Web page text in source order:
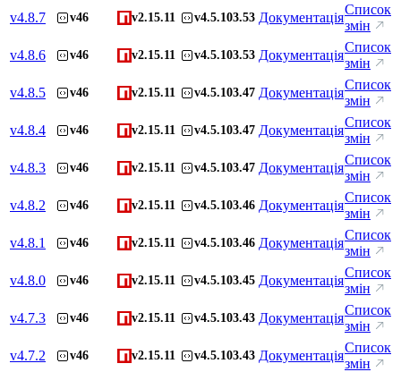
v4.8.7 v46 v2.15.11 v4.5.103.53 Документація
Список
змін
v4.8.6 v46 v2.15.11 v4.5.103.53 Документація
Список
змін
v4.8.5 v46 v2.15.11 v4.5.103.47 Документація
Список
змін
v4.8.4 v46 v2.15.11 v4.5.103.47 Документація
Список
змін
v4.8.3 v46 v2.15.11 v4.5.103.47 Документація
Список
змін
v4.8.2 v46 v2.15.11 v4.5.103.46 Документація
Список
змін
v4.8.1 v46 v2.15.11 v4.5.103.46 Документація
Список
змін
v4.8.0 v46 v2.15.11 v4.5.103.45 Документація
Список
змін
v4.7.3 v46 v2.15.11 v4.5.103.43 Документація
Список
змін
v4.7.2 v46 v2.15.11 v4.5.103.43 Документація
Список
змін